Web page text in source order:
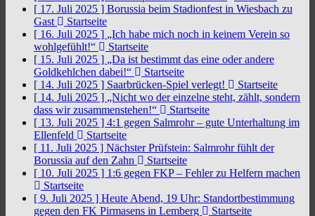
[ 17. Juli 2025 ] Borussia beim Stadionfest in Wiesbach zu
Gast
Startseite
[ 16. Juli 2025 ] „Ich habe mich noch in keinem Verein so
wohlgefühlt!“
Startseite
[ 15. Juli 2025 ] „Da ist bestimmt das eine oder andere
Goldkehlchen dabei!“
Startseite
[ 14. Juli 2025 ] Saarbrücken-Spiel verlegt!
Startseite
[ 14. Juli 2025 ] „Nicht wo der einzelne steht, zählt, sondern
dass wir zusammenstehen!“
Startseite
[ 13. Juli 2025 ] 4:1 gegen Salmrohr – gute Unterhaltung im
Ellenfeld
Startseite
[ 11. Juli 2025 ] Nächster Prüfstein: Salmrohr fühlt der
Borussia auf den Zahn
Startseite
[ 10. Juli 2025 ] 1:6 gegen FKP – Fehler zu Helfern machen
Startseite
[ 9. Juli 2025 ] Heute Abend, 19 Uhr: Standortbestimmung
gegen den FK Pirmasens in Lemberg
Startseite